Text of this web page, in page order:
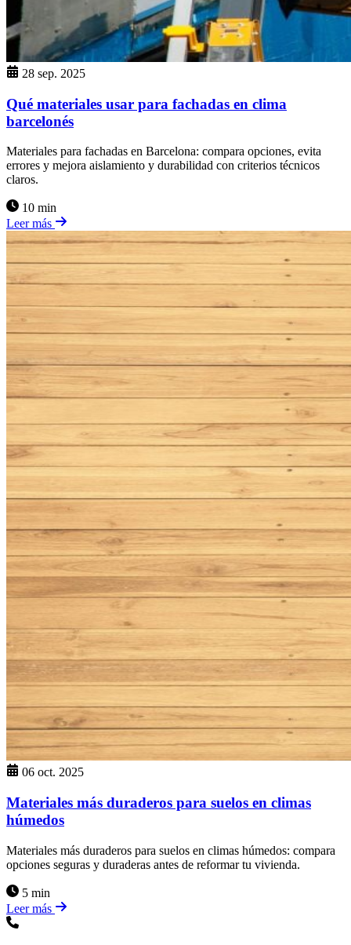
28 sep. 2025
Qué materiales usar para fachadas en clima
barcelonés
Materiales para fachadas en Barcelona: compara opciones, evita
errores y mejora aislamiento y durabilidad con criterios técnicos
claros.
10 min
Leer más
06 oct. 2025
Materiales más duraderos para suelos en climas
húmedos
Materiales más duraderos para suelos en climas húmedos: compara
opciones seguras y duraderas antes de reformar tu vivienda.
5 min
Leer más